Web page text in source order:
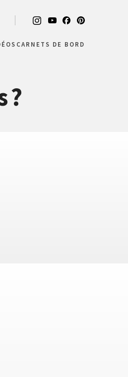
CARNETS DE BORD
?